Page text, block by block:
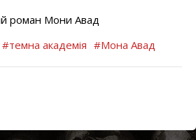
роман Мони Авад
#темна академія #Мона Авад